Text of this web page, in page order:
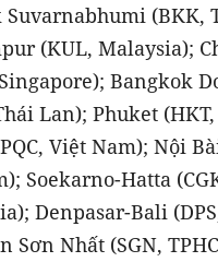
(BKK,
(KUL, Malaysia);
Bangkok
Lan); Phuket
Việt Nam); Nội
Soekarno-Hatta
Denpasar-Bali
Sơn Nhất (SGN,